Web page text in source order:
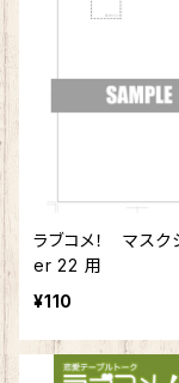
ラブコメ！ マスク
er 22 用
¥110